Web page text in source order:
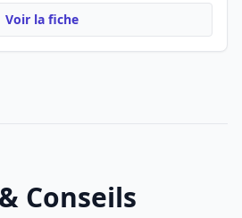
Voir la fiche
Conseils